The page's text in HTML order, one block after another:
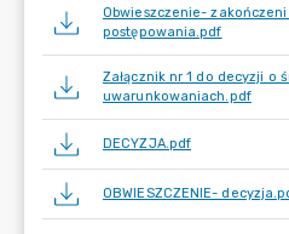
Obwieszczenie-
postępowania.pdf
Załącznik nr 1 do decyzji o
uwarunkowaniach.pdf
DECYZJA.pdf
OBWIESZCZENIE-